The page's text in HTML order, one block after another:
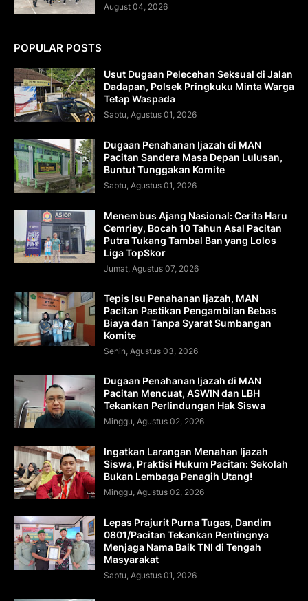
August 04, 2026
POPULAR POSTS
Usut Dugaan Pelecehan Seksual di Jalan
Dadapan, Polsek Pringkuku Minta Warga
Tetap Waspada
Sabtu, Agustus 01, 2026
Dugaan Penahanan Ijazah di MAN
Pacitan Sandera Masa Depan Lulusan,
Buntut Tunggakan Komite
Sabtu, Agustus 01, 2026
Menembus Ajang Nasional: Cerita Haru
Cemriey, Bocah 10 Tahun Asal Pacitan
Putra Tukang Tambal Ban yang Lolos
Liga TopSkor
Jumat, Agustus 07, 2026
Tepis Isu Penahanan Ijazah, MAN
Pacitan Pastikan Pengambilan Bebas
Biaya dan Tanpa Syarat Sumbangan
Komite
Senin, Agustus 03, 2026
Dugaan Penahanan Ijazah di MAN
Pacitan Mencuat, ASWIN dan LBH
Tekankan Perlindungan Hak Siswa
Minggu, Agustus 02, 2026
Ingatkan Larangan Menahan Ijazah
Siswa, Praktisi Hukum Pacitan: Sekolah
Bukan Lembaga Penagih Utang!
Minggu, Agustus 02, 2026
Lepas Prajurit Purna Tugas, Dandim
0801/Pacitan Tekankan Pentingnya
Menjaga Nama Baik TNI di Tengah
Masyarakat
Sabtu, Agustus 01, 2026